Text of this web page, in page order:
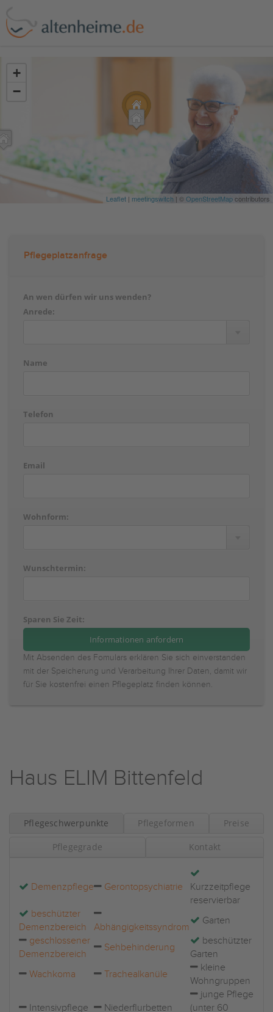
+
−
Leaflet | meetingswitch | ©OpenStreetMapcontributors
Pflegeplatzanfrage
An wen dürfen wir uns wenden?
Anrede:
Name
Telefon
Email
Wohnform:
Wunschtermin:
Sparen Sie Zeit:
Mit Absenden des Fomulars erklären Sie sich einverstanden
mit der Speicherung und Verarbeitung Ihrer Daten, damit wir
für Sie kostenfrei einen Pflegeplatz finden können.
Haus ELIM Bittenfeld
Pflegeschwerpunkte Pflegeformen Preise
Pflegegrade Kontakt
Demenzpflege Gerontopsychiatrie
Kurzzeitpflege
reservierbar
beschützter
Demenzbereich
Abhängigkeitssyndrom
Garten
geschlossener
Demenzbereich
Sehbehinderung
beschützter
Garten
Wachkoma
Trachealkanüle
kleine
Wohngruppen
Intensivpflege Niederflurbetten
junge Pflege
(unter 60